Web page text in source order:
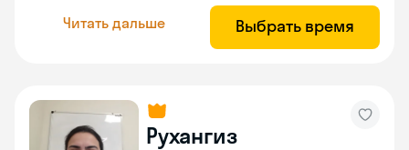
Читать дальше Выбрать время
Рухангиз